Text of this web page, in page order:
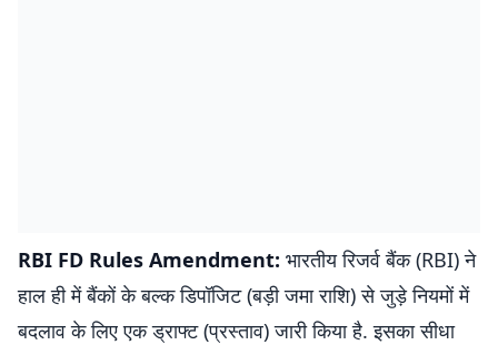
RBI FD Rules Amendment: भारतीय रिजर्व बैंक (RBI) ने
हाल ही में बैंकों के बल्क डिपॉजिट (बड़ी जमा राशि) से जुड़े नियमों में
बदलाव के लिए एक ड्राफ्ट (प्रस्ताव) जारी किया है. इसका सीधा